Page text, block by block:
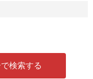
検索する